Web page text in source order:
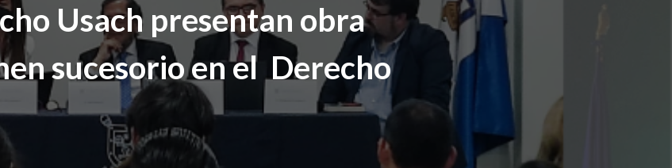
Usach presentan obra
sucesorio en el Derecho